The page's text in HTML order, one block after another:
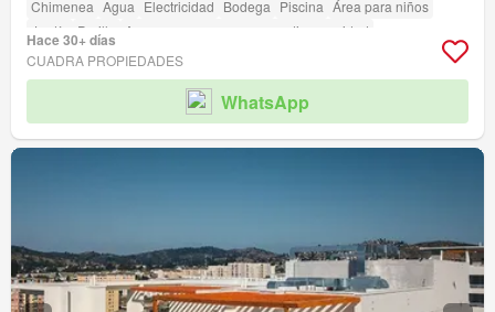
Chimenea Agua Electricidad Bodega Piscina Área para niños
Jardín
Parilla Acceso para personas con discapacidad
Hace 30+ días
CUADRA PROPIEDADES
WhatsApp